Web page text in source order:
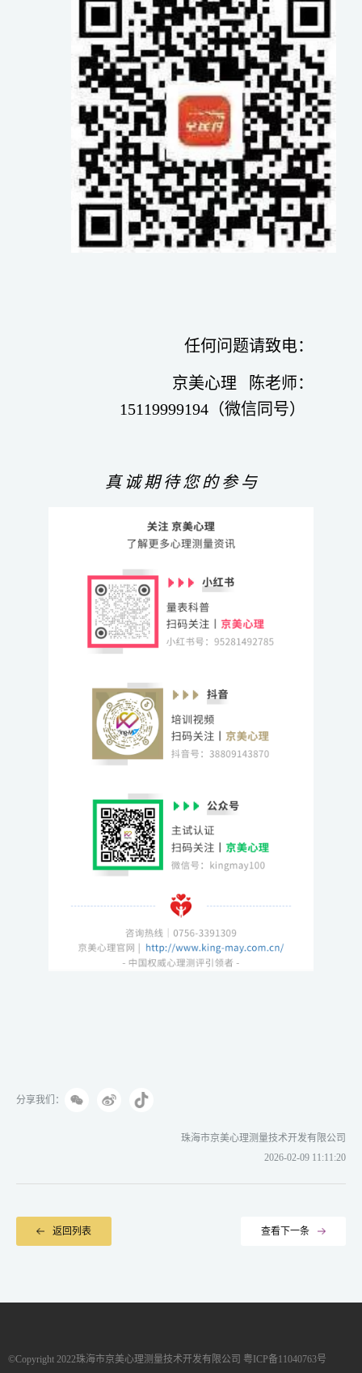
任何问题请致电：
京美心理 陈老师：
15119999194（微信同号）
真 诚 期 待 您 的 参 与
分享我们：
珠海市京美心理测量技术开发有限公司
2026-02-09 11:11:20
返回列表 查看下一条
©Copyright 2022珠海市京美心理测量技术开发有限公司 粤ICP备11040763号